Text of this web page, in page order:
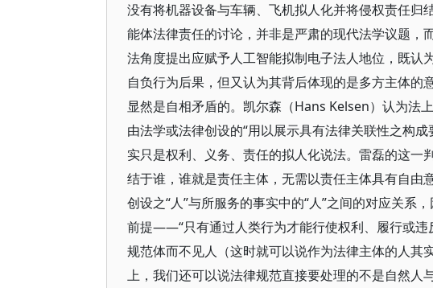
没有将机器设备与车辆、飞机拟人化并将侵权责任归
能体法律责任的讨论，并非是严肃的现代法学议题，
法角度提出应赋予人工智能拟制电子法人地位，既认
自负行为后果，但又认为其背后体现的是多方主体
显然是自相矛盾的。凯尔森（Hans Kelsen）认为法
由法学或法律创设的“用以展示具有法律关联性之构
实只是权利、义务、责任的拟人化说法。雷磊的这
结于谁，谁就是责任主体，无需以责任主体具有自
创设之“人”与所服务的事实中的“人”之间的对应关系
前提——“只有通过人类行为才能行使权利、履行或违
规范体而不见人（这时就可以说作为法律主体的人其
上，我们还可以说法律规范直接要处理的不是自然